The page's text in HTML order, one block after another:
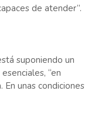
de atender”.
suponiendo un
“en
unas condiciones